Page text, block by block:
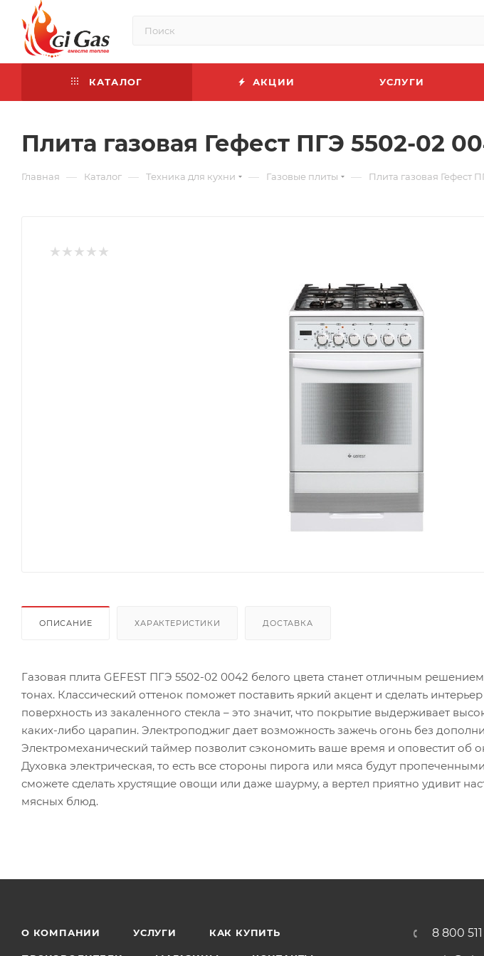
КАТАЛОГ АКЦИИ УСЛУГИ
Плита газовая Гефест ПГЭ 5502-02
Главная — Каталог — Техника для кухни — Газовые плиты — Плита газовая Гефест
ОПИСАНИЕ ХАРАКТЕРИСТИКИ ДОСТАВКА
Газовая плита GEFEST ПГЭ 5502-02 0042 белого цвета станет отличным
тонах. Классический оттенок поможет поставить яркий акцент и сделать
поверхность из закаленного стекла – это значит, что покрытие выдерживает
каких-либо царапин. Электроподжиг дает возможность зажечь огонь без
Электромеханический таймер позволит сэкономить ваше время и оповестит об
Духовка электрическая, то есть все стороны пирога или мяса будут
сможете сделать хрустящие овощи или даже шаурму, а вертел приятно удивит
мясных блюд.
О КОМПАНИИ УСЛУГИ КАК КУПИТЬ
8 800